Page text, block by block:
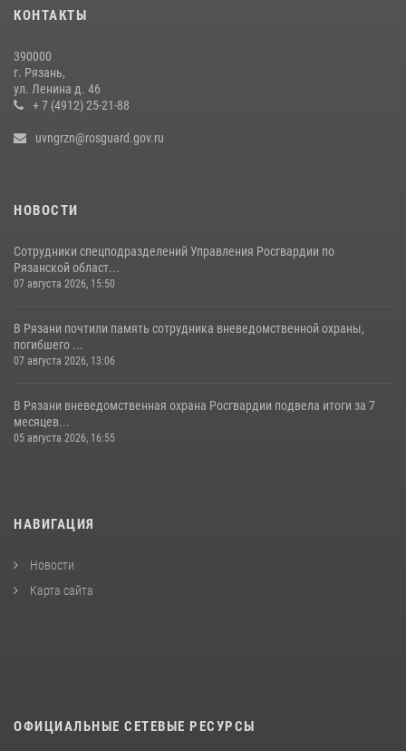
Офицер вневедомственной охраны в эфире «Радио России - Рязань»
23 июля 2026, 09:02
Для детей рязанских росгвардейцев в историческом музее провели
31 июля 2026, 07:45 2
КОНТАКТЫ
390000
г. Рязань,
ул. Ленина д. 46
+ 7 (4912) 25-21-88
uvngrzn@rosguard.gov.ru
НОВОСТИ
Сотрудники спецподразделений Управления Росгвардии по
Рязанской област...
07 августа 2026, 15:50
В Рязани почтили память сотрудника вневедомственной охраны,
погибшего ...
07 августа 2026, 13:06
В Рязани вневедомственная охрана Росгвардии подвела итоги за 7
месяцев...
05 августа 2026, 16:55
НАВИГАЦИЯ
Новости
Карта сайта
ОФИЦИАЛЬНЫЕ СЕТЕВЫЕ РЕСУРСЫ